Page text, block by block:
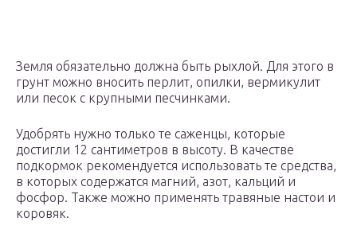
Земля обязательно должна быть рыхлой. Для этого в
грунт можно вносить перлит, опилки, вермикулит
или песок с крупными песчинками.
Удобрять нужно только те саженцы, которые
достигли 12 сантиметров в высоту. В качестве
подкормок рекомендуется использовать те средства,
в которых содержатся магний, азот, кальций и
фосфор. Также можно применять травяные настои и
коровяк.